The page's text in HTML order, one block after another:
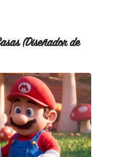
(Diseñador de